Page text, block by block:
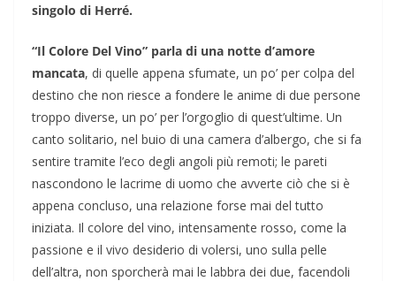
singolo di Herré.
“Il Colore Del Vino” parla di una notte d’amore
mancata, di quelle appena sfumate, un po’ per colpa del
destino che non riesce a fondere le anime di due persone
troppo diverse, un po’ per l’orgoglio di quest’ultime. Un
canto solitario, nel buio di una camera d’albergo, che si fa
sentire tramite l’eco degli angoli più remoti; le pareti
nascondono le lacrime di uomo che avverte ciò che si è
appena concluso, una relazione forse mai del tutto
iniziata. Il colore del vino, intensamente rosso, come la
passione e il vivo desiderio di volersi, uno sulla pelle
dell’altra, non sporcherà mai le labbra dei due, facendoli